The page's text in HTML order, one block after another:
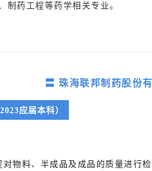
制药工程等药学相关专业。
〓 珠海联邦制药股份
应届本科）
对物料、半成品及成品的质量进行